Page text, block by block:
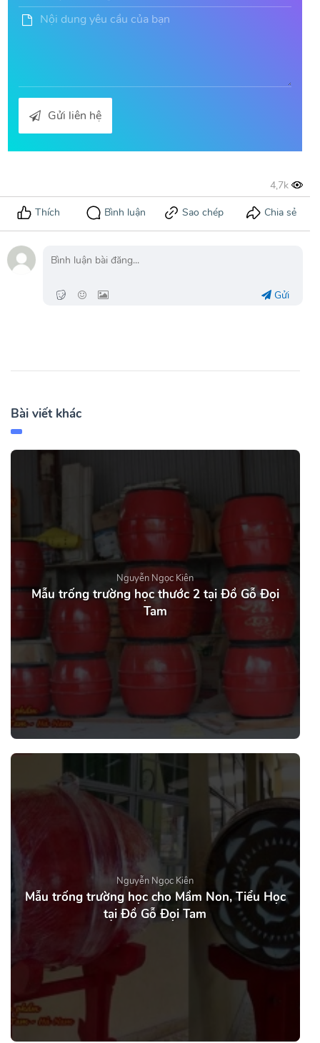
Gửi liên hệ
Gửi
Bài viết khác
Nguyễn Ngọc Kiên
Mẫu trống trường học thước 2 tại Đồ Gỗ Đọi
Tam
Nguyễn Ngọc Kiên
Mẫu trống trường học cho Mầm Non, Tiểu Học
tại Đồ Gỗ Đọi Tam